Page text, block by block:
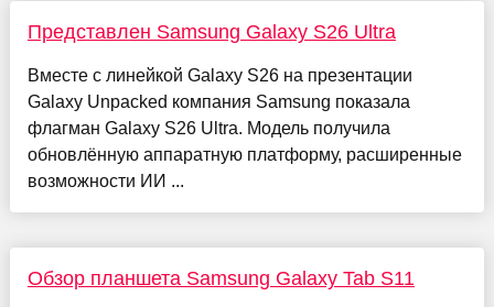
Представлен Samsung Galaxy S26 Ultra
Вместе с линейкой Galaxy S26 на презентации
Galaxy Unpacked компания Samsung показала
флагман Galaxy S26 Ultra. Модель получила
обновлённую аппаратную платформу, расширенные
возможности ИИ ...
Обзор планшета Samsung Galaxy Tab S11